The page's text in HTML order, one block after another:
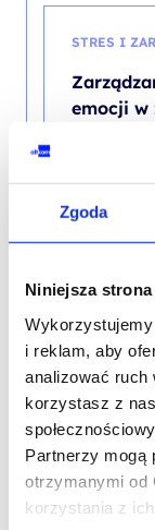
Zgoda
Niniejsza
i reklam, aby
analizować ruch
korzystasz z
Partnerzy mogą
otrzymanymi od
korzystania z ich
STRES I
emocji w
IMIĘ I